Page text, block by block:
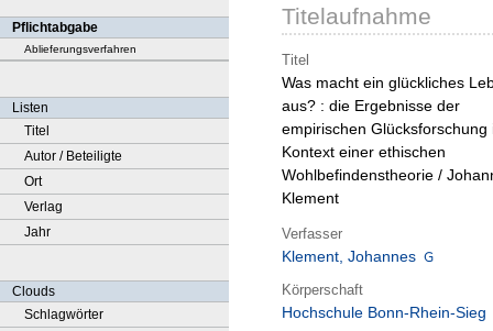
Pflichtabgabe
Ablieferungsverfahren
Listen
Titel
Autor / Beteiligte
Ort
Verlag
Jahr
Clouds
Schlagwörter
Titelaufnahme
Titel
Was macht ein glückliches
aus? : die Ergebnisse der
empirischen Glücksforschung
Kontext einer ethischen
Wohlbefindenstheorie /
Klement
Verfasser
Klement, Johannes
Körperschaft
Hochschule Bonn-Rhein-Sieg